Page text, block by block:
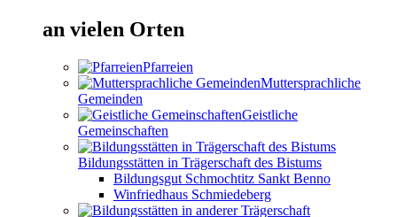
an vielen Orten
Pfarreien
Muttersprachliche
Gemeinden
Geistliche
Gemeinschaften
Bildungsstätten in Trägerschaft des Bistums
Bildungsgut Schmochtitz Sankt Benno
Winfriedhaus Schmiedeberg